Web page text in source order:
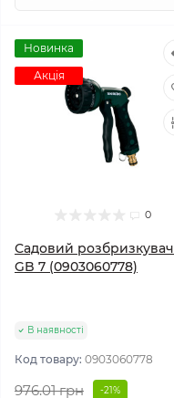
Новинка
Акція
0
Садовий розбризкувач
GB 7 (0903060778)
В наявності
Код товару: 0903060778
976.01 грн -21%